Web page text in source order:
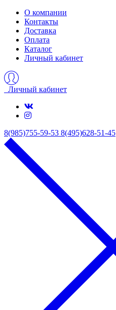
О компании
Контакты
Доставка
Оплата
Каталог
Личный кабинет
Личный кабинет
8(985)755-59-53 8(495)628-51-45